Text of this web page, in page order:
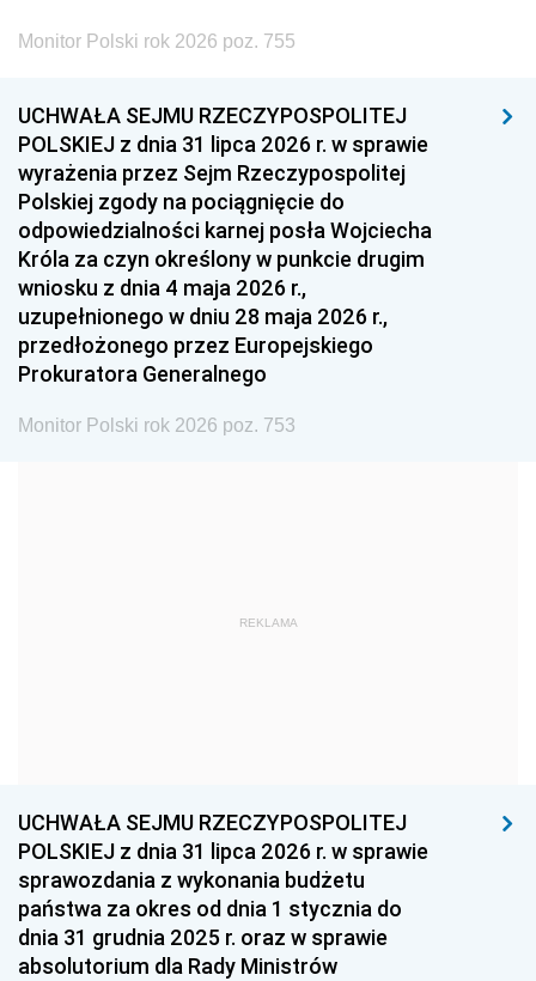
1996 1995 1994
1993 1992 1991
1990 1989
1987 1986 1985
1984 1983
1981 1980 1979
1978 1977
1975 1974
1959
1939 1938 1937
1936 1930
Monitor Polski rok 2026 poz. 755
UCHWAŁA SEJMU RZECZYPOSPOLITEJ
POLSKIEJ z dnia 31 lipca 2026 r. w sprawie
wyrażenia przez Sejm Rzeczypospolitej
Polskiej zgody na pociągnięcie do
odpowiedzialności karnej posła Wojciecha
Króla za czyn określony w punkcie drugim
wniosku z dnia 4 maja 2026 r.,
uzupełnionego w dniu 28 maja 2026 r.,
przedłożonego przez Europejskiego
Prokuratora Generalnego
Monitor Polski rok 2026 poz. 753
REKLAMA
UCHWAŁA SEJMU RZECZYPOSPOLITEJ
POLSKIEJ z dnia 31 lipca 2026 r. w sprawie
sprawozdania z wykonania budżetu
państwa za okres od dnia 1 stycznia do
dnia 31 grudnia 2025 r. oraz w sprawie
absolutorium dla Rady Ministrów